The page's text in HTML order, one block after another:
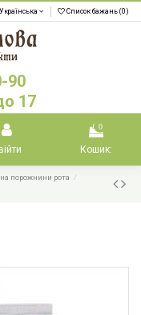
Українська Список бажань (0)
90
17
0
Кошик:
порожнини рота